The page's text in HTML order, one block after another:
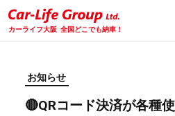
カーライフ大阪 全国どこでも納車！
お知らせ
🔴QRコード決済が各種